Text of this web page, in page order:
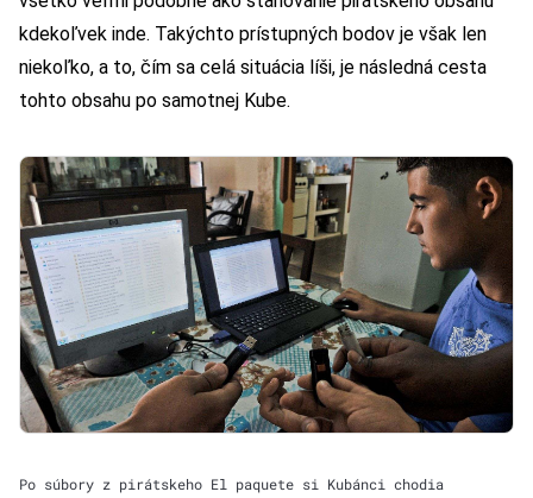
kdekoľvek inde. Takýchto prístupných bodov je však len
niekoľko, a to, čím sa celá situácia líši, je následná cesta
tohto obsahu po samotnej Kube.
Po súbory z pirátskeho El paquete si Kubánci chodia